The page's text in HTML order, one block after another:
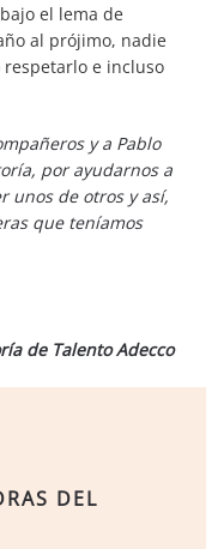
el lema de
al prójimo, nadie
e incluso
y a Pablo
por ayudarnos a
unos de otros y así,
que teníamos
de Talento Adecco
DEL